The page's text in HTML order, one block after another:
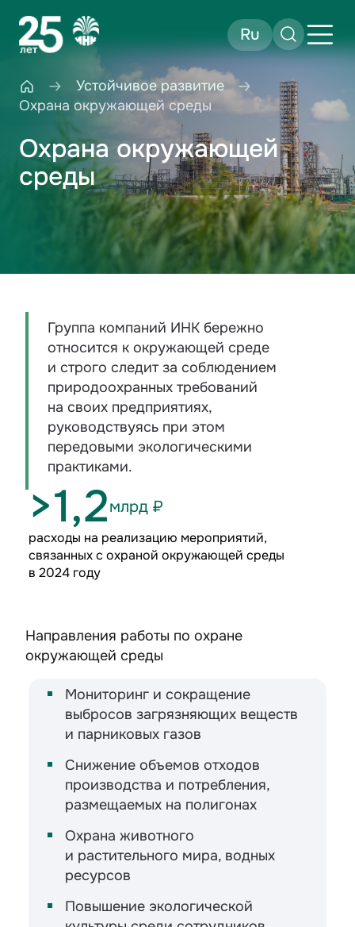
Ru
Устойчивое развитие
Охрана окружающей среды
Охрана окружающей
среды
Группа компаний ИНК бережно
относится к окружающей среде
и строго следит за соблюдением
природоохранных требований
на своих предприятиях,
руководствуясь при этом
передовыми экологическими
практиками.
>1,2млрд ₽
расходы на реализацию мероприятий,
связанных с охраной окружающей среды
в 2024 году
Направления работы по охране
окружающей среды
Мониторинг и сокращение
выбросов загрязняющих веществ
и парниковых газов
Снижение объемов отходов
производства и потребления,
размещаемых на полигонах
Охрана животного
и растительного мира, водных
ресурсов
Повышение экологической